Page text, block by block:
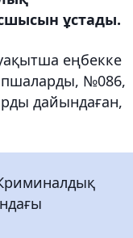
ұстады.
еңбекке
№086,
дайындаған,